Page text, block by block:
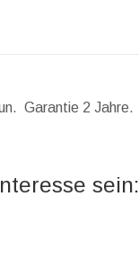
Garantie 2 Jahre.
sein: